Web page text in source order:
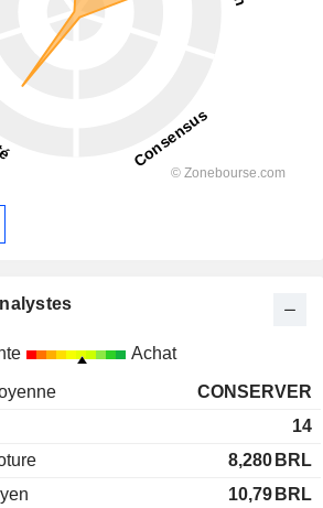
Achat
CONSERVER
14
8,280 BRL
10,79 BRL